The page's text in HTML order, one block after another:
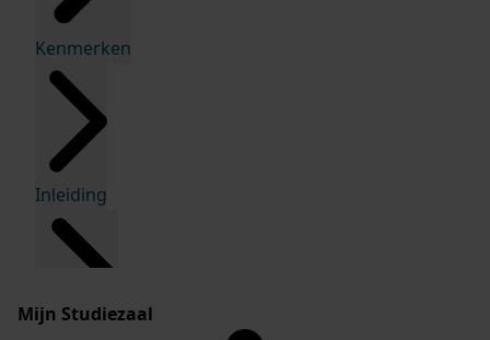
Kenmerken
Inleiding
Mijn Studiezaal